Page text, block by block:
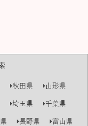
秋田県
山形県
埼玉県
千葉県
長野県 富山県